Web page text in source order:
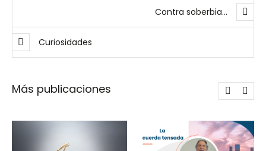
Contra soberbia…
Curiosidades
Más publicaciones